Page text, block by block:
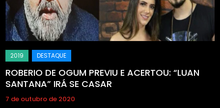
ROBERIO DE OGUM PREVIU E ACERTOU: “LUAN
SANTANA” IRÁ SE CASAR
7 de outubro de 2020